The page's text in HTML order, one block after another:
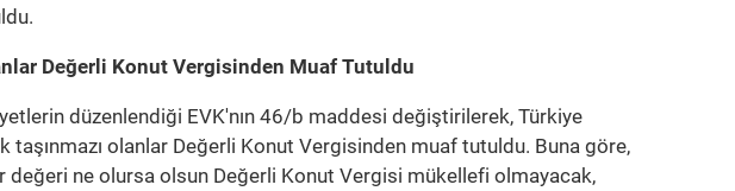
Değerli Konut Vergisinden Muaf Tutuldu
düzenlendiği EVK'nın 46/b maddesi değiştirilerek, Türkiye
taşınmazı olanlar Değerli Konut Vergisinden muaf tutuldu. Buna göre,
değeri ne olursa olsun Değerli Konut Vergisi mükellefi olmayacak,